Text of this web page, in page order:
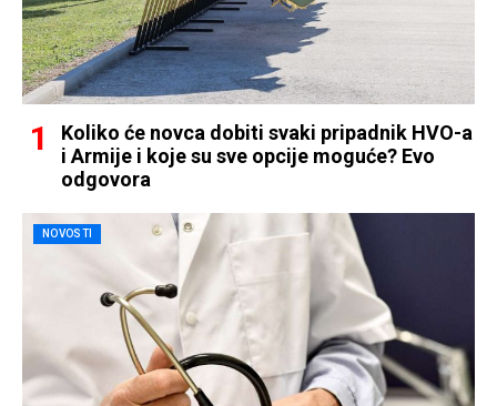
Koliko će novca dobiti svaki pripadnik HVO-a
i Armije i koje su sve opcije moguće? Evo
odgovora
NOVOSTI